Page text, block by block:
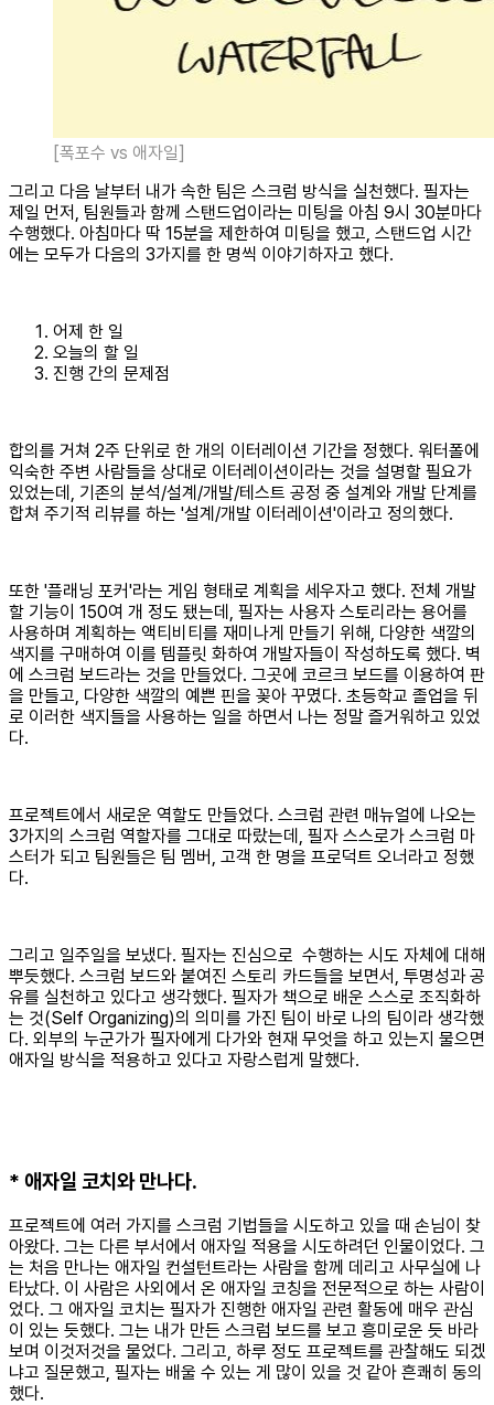
[폭포수 vs 애자일]
그리고 다음 날부터 내가 속한 팀은 스크럼 방식을 실천했다. 필자는
제일 먼저, 팀원들과 함께 스탠드업이라는 미팅을 아침 9시 30분마다
수행했다. 아침마다 딱 15분을 제한하여 미팅을 했고, 스탠드업 시간
에는 모두가 다음의 3가지를 한 명씩 이야기하자고 했다.
어제 한 일
오늘의 할 일
진행 간의 문제점
합의를 거쳐 2주 단위로 한 개의 이터레이션 기간을 정했다. 워터폴에
익숙한 주변 사람들을 상대로 이터레이션이라는 것을 설명할 필요가
있었는데, 기존의 분석/설계/개발/테스트 공정 중 설계와 개발 단계를
합쳐 주기적 리뷰를 하는 '설계/개발 이터레이션'이라고 정의했다.
또한 '플래닝 포커'라는 게임 형태로 계획을 세우자고 했다. 전체 개발
할 기능이 150여 개 정도 됐는데, 필자는 사용자 스토리라는 용어를
사용하며 계획하는 액티비티를 재미나게 만들기 위해, 다양한 색깔의
색지를 구매하여 이를 템플릿 화하여 개발자들이 작성하도록 했다. 벽
에 스크럼 보드라는 것을 만들었다. 그곳에 코르크 보드를 이용하여 판
을 만들고, 다양한 색깔의 예쁜 핀을 꽂아 꾸몄다. 초등학교 졸업을 뒤
로 이러한 색지들을 사용하는 일을 하면서 나는 정말 즐거워하고 있었
다.
프로젝트에서 새로운 역할도 만들었다. 스크럼 관련 매뉴얼에 나오는
3가지의 스크럼 역할자를 그대로 따랐는데, 필자 스스로가 스크럼 마
스터가 되고 팀원들은 팀 멤버, 고객 한 명을 프로덕트 오너라고 정했
다.
그리고 일주일을 보냈다. 필자는 진심으로 수행하는 시도 자체에 대해
뿌듯했다. 스크럼 보드와 붙여진 스토리 카드들을 보면서, 투명성과 공
유를 실천하고 있다고 생각했다. 필자가 책으로 배운 스스로 조직화하
는 것(Self Organizing)의 의미를 가진 팀이 바로 나의 팀이라 생각했
다. 외부의 누군가가 필자에게 다가와 현재 무엇을 하고 있는지 물으면
애자일 방식을 적용하고 있다고 자랑스럽게 말했다.
* 애자일 코치와 만나다.
프로젝트에 여러 가지를 스크럼 기법들을 시도하고 있을 때 손님이 찾
아왔다. 그는 다른 부서에서 애자일 적용을 시도하려던 인물이었다. 그
는 처음 만나는 애자일 컨설턴트라는 사람을 함께 데리고 사무실에 나
타났다. 이 사람은 사외에서 온 애자일 코칭을 전문적으로 하는 사람이
었다. 그 애자일 코치는 필자가 진행한 애자일 관련 활동에 매우 관심
이 있는 듯했다. 그는 내가 만든 스크럼 보드를 보고 흥미로운 듯 바라
보며 이것저것을 물었다. 그리고, 하루 정도 프로젝트를 관찰해도 되겠
냐고 질문했고, 필자는 배울 수 있는 게 많이 있을 것 같아 흔쾌히 동의
했다.